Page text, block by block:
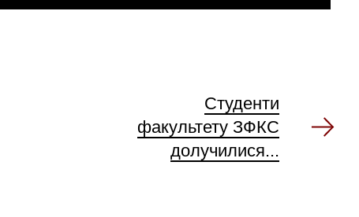
Студенти
факультету ЗФКС
долучилися...